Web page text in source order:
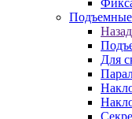
Назад
Для